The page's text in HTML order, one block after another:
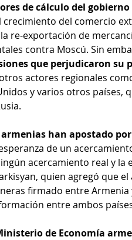
de cálculo del
crecimiento del comercio
re-exportación de
contra Moscú. Sin
que perjudicaron su
actores regionales
y varios otros países,
han apostado
de un
acercamiento real y la
quien agregó que
firmado entre Armenia
entre ambos
de Economía